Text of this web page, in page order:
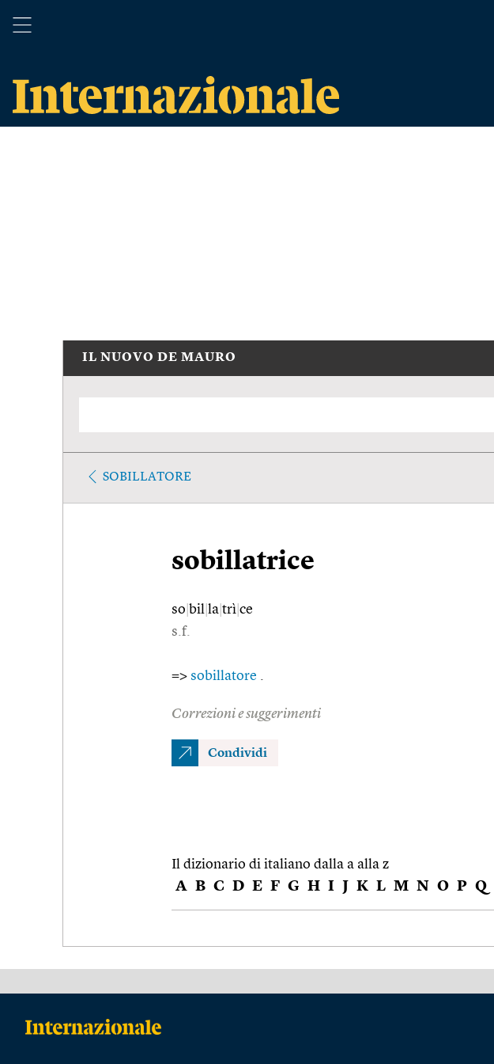
IL NUOVO DE MAURO
SOBILLATORE
sobillatrice
so bil la trì ce
s.f.
=> sobillatore .
Correzioni e suggerimenti
Condividi
Il dizionario di italiano dalla a alla z
A B C D E F G H I J K L M N O P Q